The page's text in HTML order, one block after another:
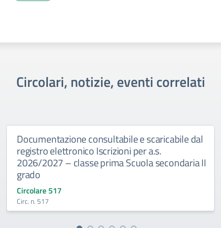
Circolari, notizie, eventi correlati
Documentazione consultabile e scaricabile dal
registro elettronico Iscrizioni per a.s.
2026/2027 – classe prima Scuola secondaria II
grado
Circolare 517
Circ. n. 517